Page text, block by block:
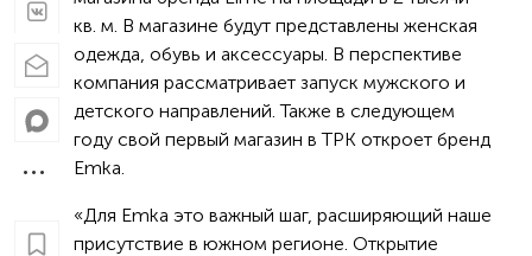
кв. м. В магазине будут представлены женская
одежда, обувь и аксессуары. В перспективе
компания рассматривает запуск мужского и
детского направлений. Также в следующем
году свой первый магазин в ТРК откроет бренд
Emka.
«Для Emka это важный шаг, расширяющий наше
присутствие в южном регионе. Открытие